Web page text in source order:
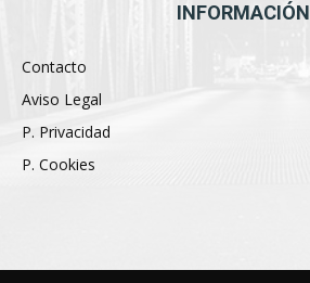
INFORMACIÓN
Contacto
Aviso Legal
P. Privacidad
P. Cookies